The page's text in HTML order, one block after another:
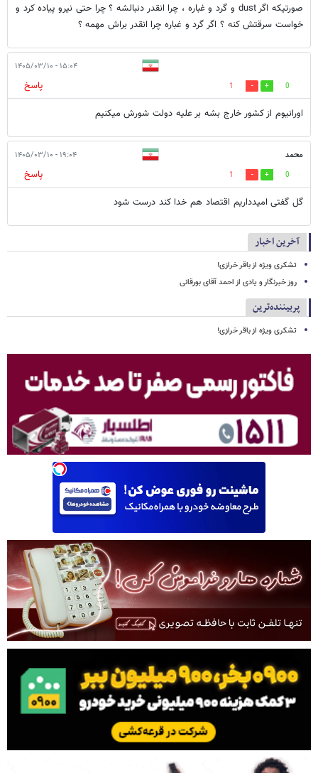
صورتیکه اگر dust و گرد و غباره ، چرا انقدر دنبالشه ؟ چرا حتی نیرو پیاده کرد و
خواست سرقتش کنه ؟ اگر گرد و غباره چرا انقدر براش مهمه ؟
۱۵:۰۴ - ۱۴۰۵/۰۳/۱۰
0
1
پاسخ
اورانیوم از کشور خارج بشه بر علیه دولت شورش میکنیم
محمد ۱۹:۰۴ - ۱۴۰۵/۰۳/۱۰
0
1
پاسخ
گل گفتی امیدداریم اقتصاد هم خدا کند درست شود
آخرین اخبار
تشکری ویژه از باقر خرازی!
روز خبرنگار و یادی از احمد آقای بورقانی
پربیننده‌ترین
تشکری ویژه از باقر خرازی!